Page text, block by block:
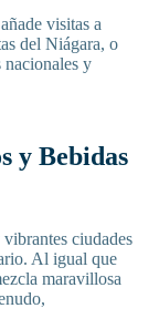
visitas a
del Niágara, o
nacionales y
y Bebidas
ciudades
Al igual que
maravillosa